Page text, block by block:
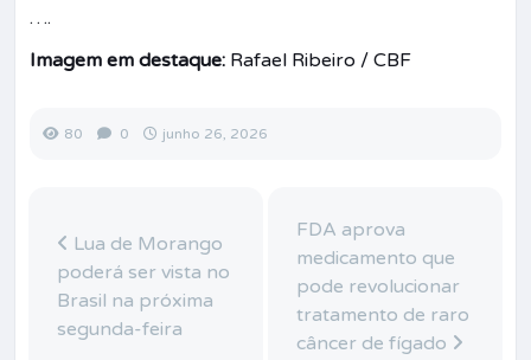
….
Imagem em destaque:Rafael Ribeiro / CBF
80 0 junho 26, 2026
Lua de Morango
poderá ser vista no
Brasil na próxima
segunda-feira
FDA aprova
medicamento que
pode revolucionar
tratamento de raro
câncer de fígado